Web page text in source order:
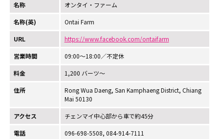
名称 オンタイ・ファーム
名称(英) Ontai Farm
URL https://www.facebook.com/ontaifarm
営業時間 09:00～18:00／不定休
料金 1,200 バーツ～
住所
Rong Wua Daeng, San Kamphaeng District, Chiang
Mai 50130
アクセス チェンマイ中心部から車で約45分
電話 096-698-5508, 084-914-7111